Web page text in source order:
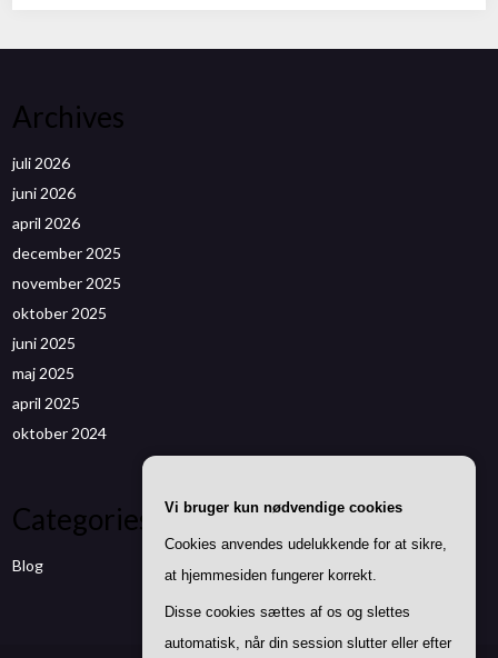
Archives
juli 2026
juni 2026
april 2026
december 2025
november 2025
oktober 2025
juni 2025
maj 2025
april 2025
oktober 2024
Categories
Blog
Vi bruger kun nødvendige cookies
Cookies anvendes udelukkende for at sikre,
at hjemmesiden fungerer korrekt.
Disse cookies sættes af os og slettes
automatisk, når din session slutter eller efter